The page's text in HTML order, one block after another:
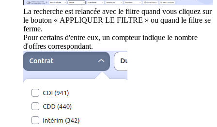
La recherche est relancée avec le filtre quand vous cliquez sur
le bouton « APPLIQUER LE FILTRE » ou quand le filtre se
ferme.
Pour certains d'entre eux, un compteur indique le nombre
d'offres correspondant.